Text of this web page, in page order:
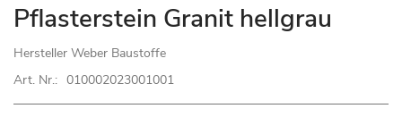
Zum
Anfang
der
springen
Pflasterstein Granit hellgrau
Hersteller Weber Baustoffe
Art. Nr.: 010002023001001